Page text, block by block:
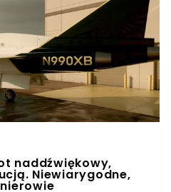
naddźwiękowy,
Niewiarygodne,